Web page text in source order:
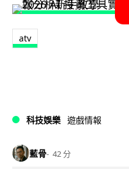
atv
科技娛樂 遊戲情報
藍骨 42 分